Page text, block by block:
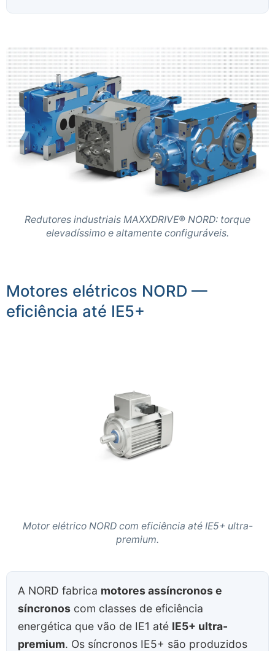
Redutores industriais MAXXDRIVE® NORD: torque
elevadíssimo e altamente configuráveis.
Motores elétricos NORD —
eficiência até IE5+
Motor elétrico NORD com eficiência até IE5+ ultra-
premium.
A NORD fabrica motores assíncronos e
síncronos com classes de eficiência
energética que vão de IE1 até IE5+ ultra-
premium. Os síncronos IE5+ são produzidos